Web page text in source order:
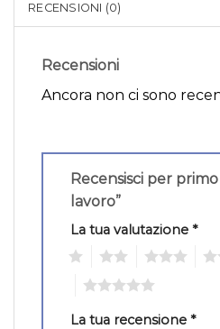
RECENSIONI (0)
Recensioni
Ancora non ci sono
Recensisci per
lavoro”
La tua valutazione *
La tua recensione *